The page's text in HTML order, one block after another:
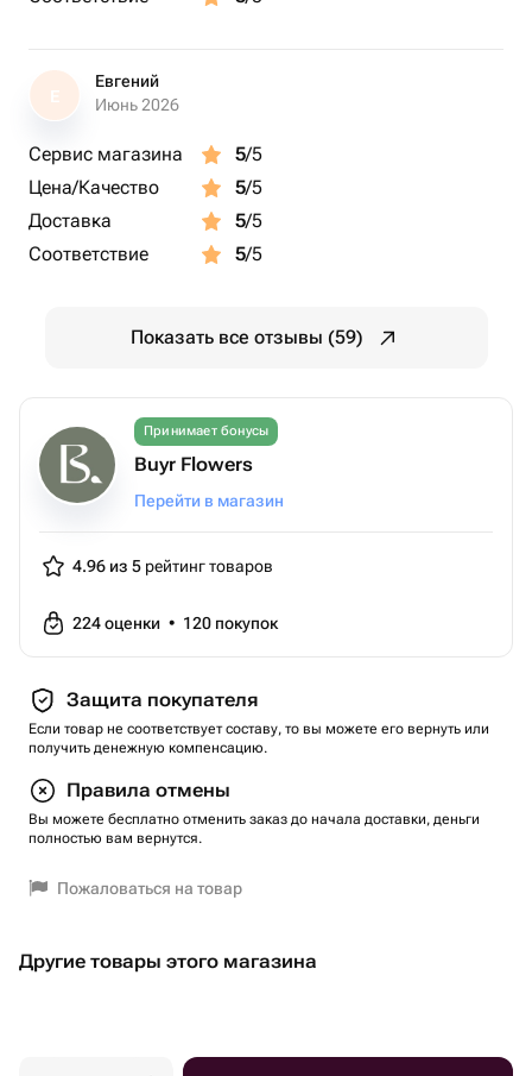
Е
Евгений
Июнь 2026
Сервис магазина 5/5
Цена/Качество
5/5
Доставка
5/5
Соответствие
5/5
Показать все отзывы (59)
Принимает бонусы
Buyr Flowers
Перейти в магазин
4.96 из 5 рейтинг товаров
224оценки • 120 покупок
Защита покупателя
Если товар не соответствует составу, то вы можете его вернуть или
получить денежную компенсацию.
Правила отмены
Вы можете бесплатно отменить заказ до начала доставки, деньги
полностью вам вернутся.
Пожаловаться на товар
Другие товары этого магазина